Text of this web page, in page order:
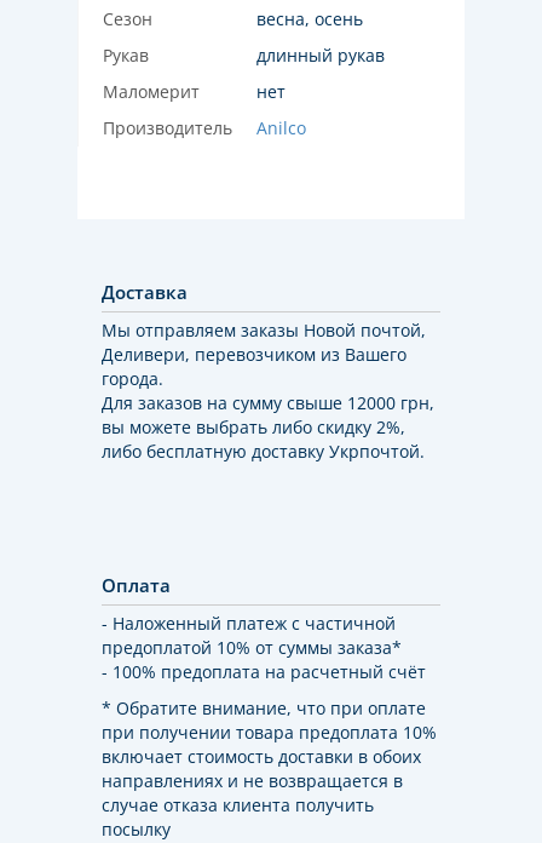
Сезон
весна, осень
Рукав
длинный рукав
Маломерит
нет
Производитель
Anilco
Доставка
Мы отправляем заказы Новой почтой,
Деливери, перевозчиком из Вашего
города.
Для заказов на сумму свыше 12000 грн,
вы можете выбрать либо скидку 2%,
либо бесплатную доставку Укрпочтой.
Оплата
- Наложенный платеж с частичной
предоплатой 10% от суммы заказа*
- 100% предоплата на расчетный счёт
* Обратите внимание, что при оплате
при получении товара предоплата 10%
включает стоимость доставки в обоих
направлениях и не возвращается в
случае отказа клиента получить
посылку